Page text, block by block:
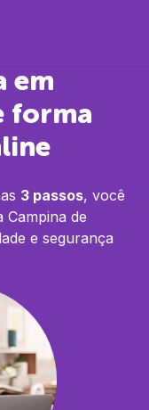
em
forma
3 passos, você
Campina de
e segurança